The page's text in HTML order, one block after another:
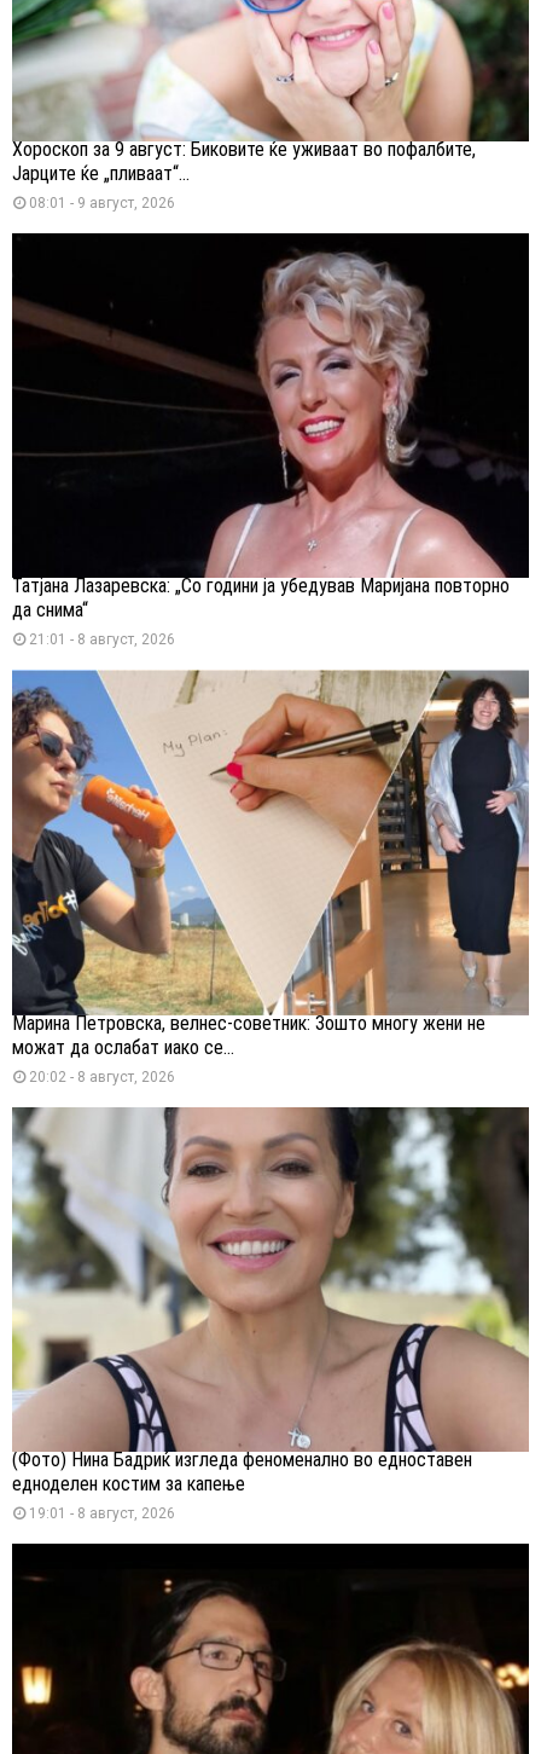
Хороскоп за 9 август: Биковите ќе уживаат во пофалбите,
Јарците ќе „пливаат“...
08:01 - 9 август, 2026
Татјана Лазаревска: „Со години ја убедував Маријана повторно
да снима“
21:01 - 8 август, 2026
Марина Петровска, велнес-советник: Зошто многу жени не
можат да ослабат иако се...
20:02 - 8 август, 2026
(Фото) Нина Бадриќ изгледа феноменално во едноставен
едноделен костим за капење
19:01 - 8 август, 2026